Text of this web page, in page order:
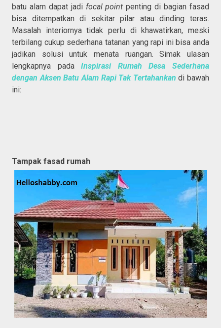
batu alam dapat jadi focal point penting di bagian fasad
bisa ditempatkan di sekitar pilar atau dinding teras.
Masalah interiornya tidak perlu di khawatirkan, meski
terbilang cukup sederhana tatanan yang rapi ini bisa anda
jadikan solusi untuk menata ruangan. Simak ulasan
lengkapnya padaInspirasi Rumah Desa Sederhana
dengan Aksen Batu Alam Rapi Tak Tertahankan di bawah
ini:
Tampak fasad rumah